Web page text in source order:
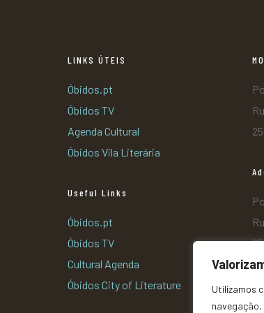
Utilizamos
LINKS ÚTEIS
Óbidos.pt
Óbidos TV
Agenda Cultural
Óbidos Vila Literária
Useful Links
Óbidos.pt
Óbidos TV
Cultural Agenda
Óbidos City of Literature